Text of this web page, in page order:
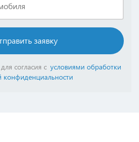
заявку
согласия с условиями обработки
конфиденциальности